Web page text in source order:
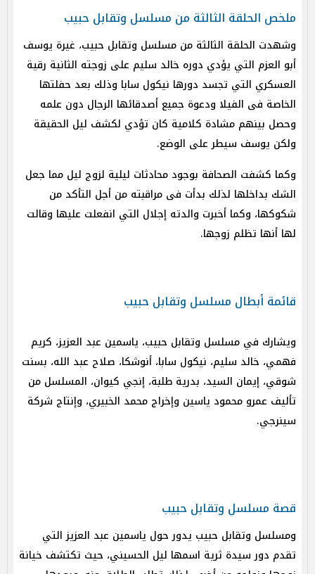
ملخص الحلقة الثالثة من مسلسل وتقابل حبيب
وشهدت الحلقة الثالثة من مسلسل وتقابل حبيب، غيرة يوسف
أبو العزم التي يؤدي دوره خالد سليم على زوجته الثانية رقية
العسكري التي تجسد دورها نيكول سابا وذلك بعد حفلتها
الخاصة فى الفيلا ودعوة جميع أصدقائها الرجال دون علمه
وحصل بينهم مشادة كلامية كان تؤدي لكشف ليل الحقيقة
ولكن يوسف سيطر على الوضع.
وكما كشفت الصحافة بوجود محادثات ليلية لزوج ليل مما جعل
الشك بداخلها لذلك بدأت فى مراقبته من أجل التأكد من
شكوكها، وكما أخبرت والدته إجلال التي انفعلت عليها وقالت
لها أنها تظلم زوجها.
قائمة أبطال مسلسل وتقابل حبيب
ويشارك في مسلسل وتقابل حبيب، ياسمين عبد العزيز، كريم
فهمي، خالد سليم، نيكول سابا، أنوشكا، صلاح عبد الله، بسنت
شوقي، إيمان السيد، بدرية طلبة، إنجي كيوان، المسلسل من
تأليف عمرو محمود ياسين وإخراج محمد الخبيري، وإنتاج شركة
سينرجي. ​​
قصة مسلسل وتقابل حبيب
ومسلسل وتقابل حبيب يدور حول ياسمين عبد العزيز التي
تقدم دور سيدة ثرية اسمها ليل الحسيني، حيث تكتشف خيانة